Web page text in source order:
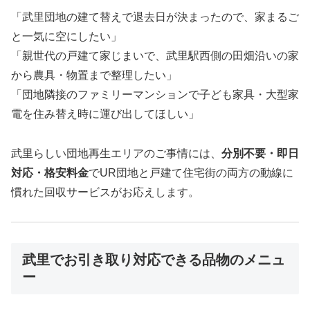
「武里団地の建て替えで退去日が決まったので、家まるご
と一気に空にしたい」
「親世代の戸建て家じまいで、武里駅西側の田畑沿いの家
から農具・物置まで整理したい」
「団地隣接のファミリーマンションで子ども家具・大型家
電を住み替え時に運び出してほしい」
武里らしい団地再生エリアのご事情には、 分別不要・即日
対応・格安料金でUR団地と戸建て住宅街の両方の動線に
慣れた回収サービスがお応えします。
武里でお引き取り対応できる品物のメニュ
ー